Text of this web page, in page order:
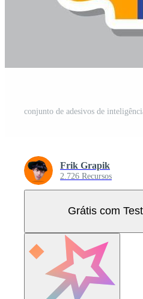
conjunto de adesivos de
Frik Grapik
2.726 Recursos
Grátis com